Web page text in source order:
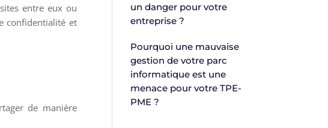
entre eux ou
confidentialité et
de manière
un danger pour votre
entreprise ?
Pourquoi une mauvaise
gestion de votre parc
informatique est une
menace pour votre TPE-
PME ?